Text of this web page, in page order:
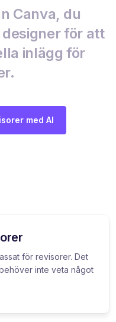
Canva, du
för att
inlägg för
med AI
för revisorer. Det
inte veta något